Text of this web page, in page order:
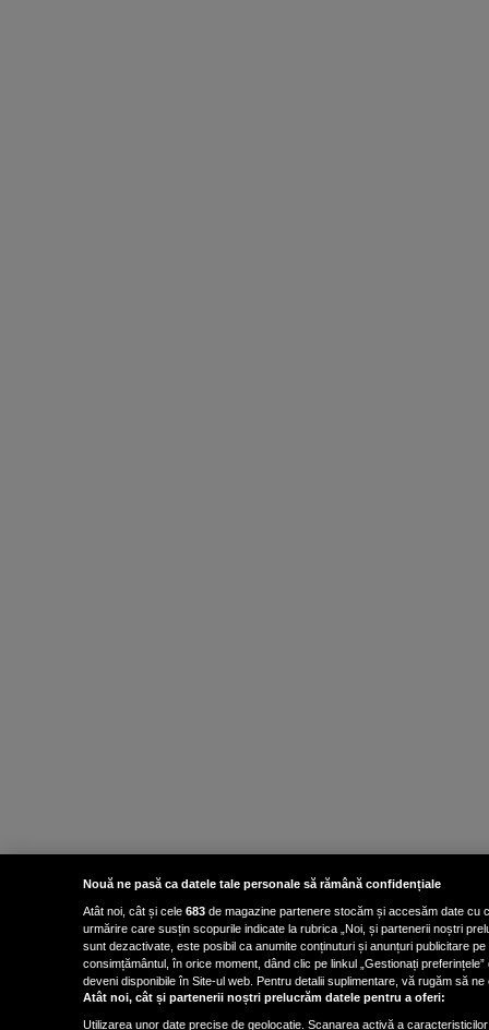
Nouă ne pasă ca datele tale personale să rămână confidențiale
Atât noi, cât și cele 683 de magazine partenere stocăm și accesăm date cu
urmărire care susțin scopurile indicate la rubrica „Noi, și partenerii noștri
sunt dezactivate, este posibil ca anumite conținuturi și anunțuri publicitare
consimțământul, în orice moment, dând clic pe linkul „Gestionați
deveni disponibile în Site-ul web. Pentru detalii suplimentare, vă rugăm să
Atât noi, cât și partenerii noștri prelucrăm datele pentru a oferi:
Utilizarea unor date precise de geolocație. Scanarea activă a